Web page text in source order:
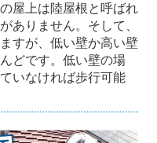
屋上は陸屋根と呼ばれ
ありません。そして、
すが、低い壁か高い壁
どです。低い壁の場
いなければ歩行可能